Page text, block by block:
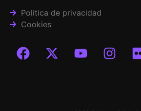
Politica de privacidad
Cookies